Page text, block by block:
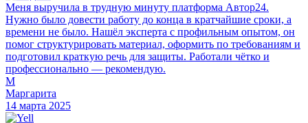
Меня выручила в трудную минуту платформа Автор24.
Нужно было довести работу до конца в кратчайшие сроки, а
времени не было. Нашёл эксперта с профильным опытом, он
помог структурировать материал, оформить по требованиям и
подготовил краткую речь для защиты. Работали чётко и
профессионально — рекомендую.
М
Маргарита
14 марта 2025